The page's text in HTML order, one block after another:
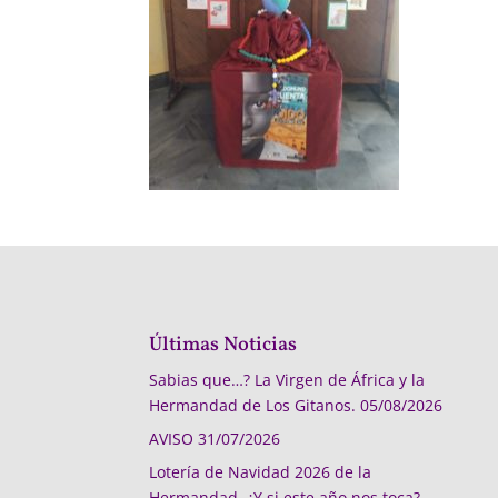
Últimas Noticias
Sabias que…? La Virgen de África y la
Hermandad de Los Gitanos. 05/08/2026
AVISO 31/07/2026
Lotería de Navidad 2026 de la